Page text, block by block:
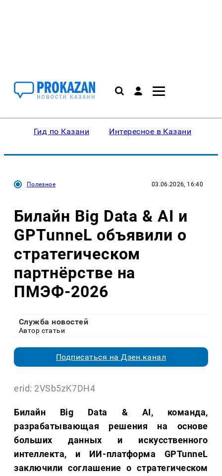
Гид по Казани Интересное в Казани
Полезное 03.06.2026, 16:40
Билайн Big Data & AI и
GPTunneL объявили о
стратегическом
партнёрстве на
ПМЭФ-2026
Служба новостей
Автор статьи
Подписаться на Дзен.канал
erid: 2VSb5zK7DH4
Билайн Big Data & AI, команда,
разрабатывающая решения на основе
больших данных и искусственного
интеллекта, и ИИ-платформа GPTunneL
заключили соглашение о стратегическом